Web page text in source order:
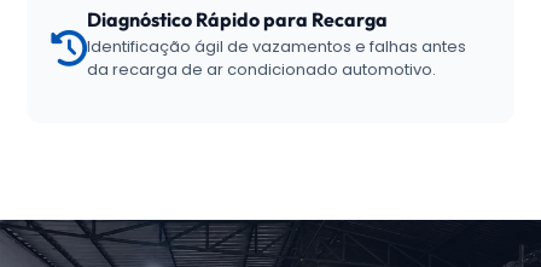
Diagnóstico Rápido para Recarga
Identificação ágil de vazamentos e falhas antes
da recarga de ar condicionado automotivo.